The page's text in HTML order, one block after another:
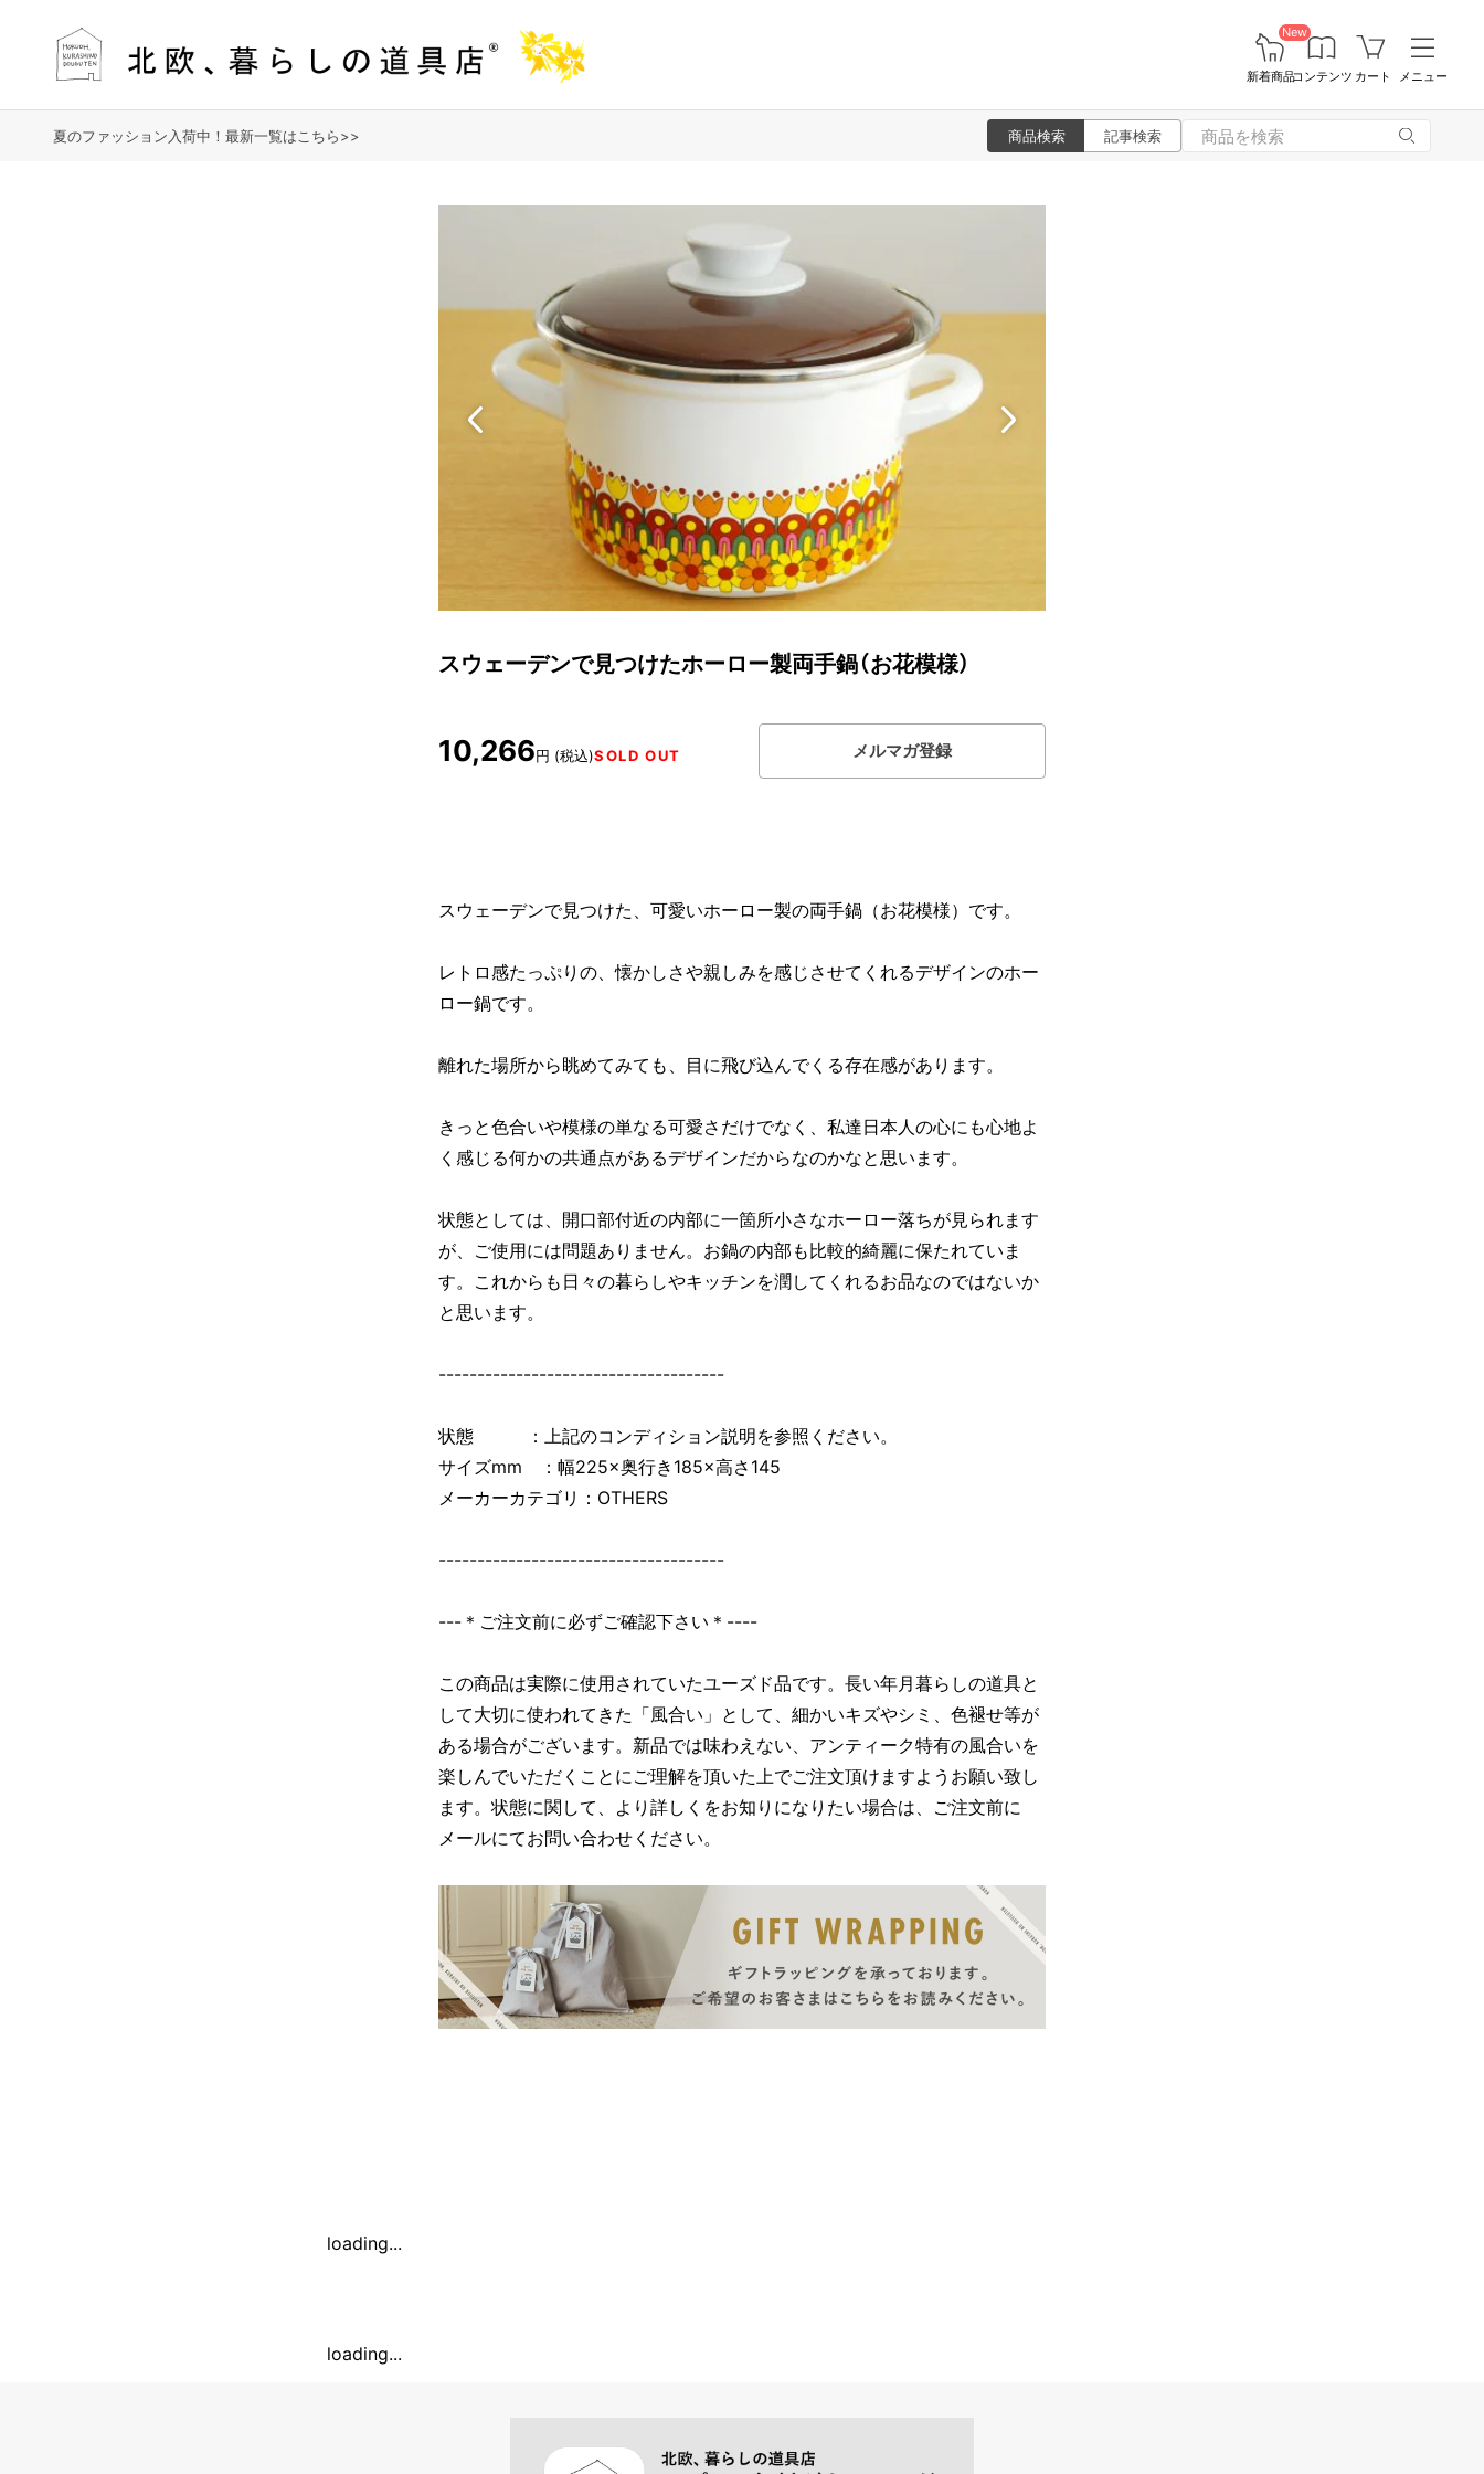
New
新着商品コンテンツ カート メニュー
夏のファッション入荷中！最新一覧はこちら>> 商品検索 記事検索
スウェーデンで見つけたホーロー製両手鍋（お花模様）
10,266円 (税込)SOLD OUT メルマガ登録
スウェーデンで見つけた、可愛いホーロー製の両手鍋（お花模様）です。
レトロ感たっぷりの、懐かしさや親しみを感じさせてくれるデザインのホー
ロー鍋です。
離れた場所から眺めてみても、目に飛び込んでくる存在感があります。
きっと色合いや模様の単なる可愛さだけでなく、私達日本人の心にも心地よ
く感じる何かの共通点があるデザインだからなのかなと思います。
状態としては、開口部付近の内部に一箇所小さなホーロー落ちが見られます
が、ご使用には問題ありません。お鍋の内部も比較的綺麗に保たれていま
す。これからも日々の暮らしやキッチンを潤してくれるお品なのではないか
と思います。
-------------------------------------
状態 ：上記のコンディション説明を参照ください。
サイズmm ：幅225×奥行き185×高さ145
メーカーカテゴリ：OTHERS
-------------------------------------
---＊ご注文前に必ずご確認下さい＊----
この商品は実際に使用されていたユーズド品です。長い年月暮らしの道具と
して大切に使われてきた「風合い」として、細かいキズやシミ、色褪せ等が
ある場合がございます。新品では味わえない、アンティーク特有の風合いを
楽しんでいただくことにご理解を頂いた上でご注文頂けますようお願い致し
ます。状態に関して、より詳しくをお知りになりたい場合は、ご注文前に
メールにてお問い合わせください。
loading...
loading...